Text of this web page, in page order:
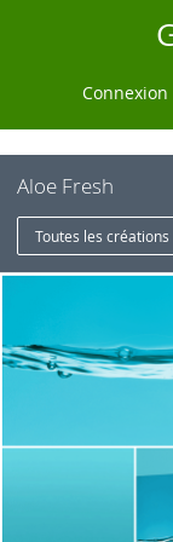
Connexion
Aloe Fresh
Toutes les créations